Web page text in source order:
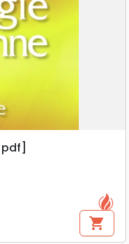
shopping_cart